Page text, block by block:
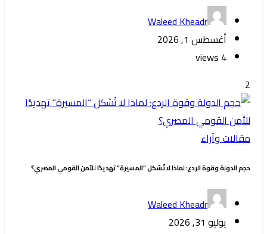
Waleed Kheadr
أغسطس 1, 2026
4 views
2
مقالات وآراء
حجم الدولة وقوة الردع: لماذا لا تُشكل “المسيرة” تهديدًا للأمن القومي المصري؟
Waleed Kheadr
يوليو 31, 2026